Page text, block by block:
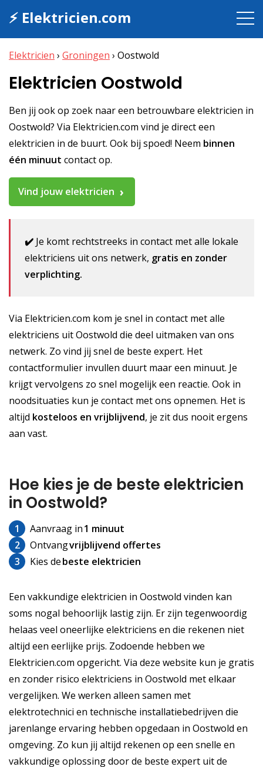
⚡ Elektricien.com
Elektricien › Groningen › Oostwold
Elektricien Oostwold
Ben jij ook op zoek naar een betrouwbare elektricien in
Oostwold? Via Elektricien.com vind je direct een
elektricien in de buurt. Ook bij spoed! Neem binnen
één minuut contact op.
Vind jouw elektricien
✔️ Je komt rechtstreeks in contact met alle lokale
elektriciens uit ons netwerk, gratis en zonder
verplichting.
Via Elektricien.com kom je snel in contact met alle
elektriciens uit Oostwold die deel uitmaken van ons
netwerk. Zo vind jij snel de beste expert. Het
contactformulier invullen duurt maar een minuut. Je
krijgt vervolgens zo snel mogelijk een reactie. Ook in
noodsituaties kun je contact met ons opnemen. Het is
altijd kosteloos en vrijblijvend, je zit dus nooit ergens
aan vast.
Hoe kies je de beste elektricien
in Oostwold?
1 Aanvraag in1 minuut
2
Ontvangvrijblijvend offertes
3
Kies debeste elektricien
Een vakkundige elektricien in Oostwold vinden kan
soms nogal behoorlijk lastig zijn. Er zijn tegenwoordig
helaas veel oneerlijke elektriciens en die rekenen niet
altijd een eerlijke prijs. Zodoende hebben we
Elektricien.com opgericht. Via deze website kun je gratis
en zonder risico elektriciens in Oostwold met elkaar
vergelijken. We werken alleen samen met
elektrotechnici en technische installatiebedrijven die
jarenlange ervaring hebben opgedaan in Oostwold en
omgeving. Zo kun jij altijd rekenen op een snelle en
vakkundige oplossing door de beste expert uit de